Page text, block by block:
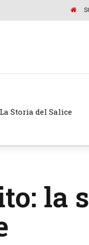
La Storia del Salice
la